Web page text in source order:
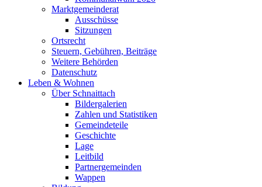
Marktgemeinderat
Ausschüsse
Sitzungen
Ortsrecht
Steuern, Gebühren, Beiträge
Weitere Behörden
Datenschutz
Leben & Wohnen
Über Schnaittach
Bildergalerien
Zahlen und Statistiken
Gemeindeteile
Geschichte
Lage
Leitbild
Partnergemeinden
Wappen